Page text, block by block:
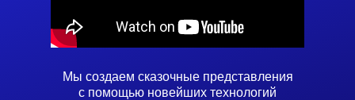
Мы создаем сказочные представления
с помощью новейших технологий